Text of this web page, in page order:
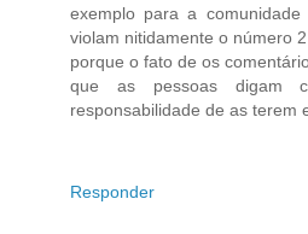
exemplo para a comunidade
violam nitidamente o número
porque o fato de os
que as pessoas digam
responsabilidade de as terem
Responder